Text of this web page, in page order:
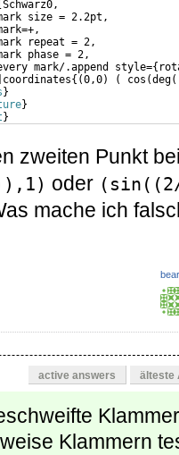
Schwarz0,
size = 2.2pt,
repeat = 2,
phase = 2,
mark/.append style=
{
coordinates{(0,0) ( cos (deg
}
}
}
zweiten Punkt
oder
mache ich
active answers älteste
Klammern